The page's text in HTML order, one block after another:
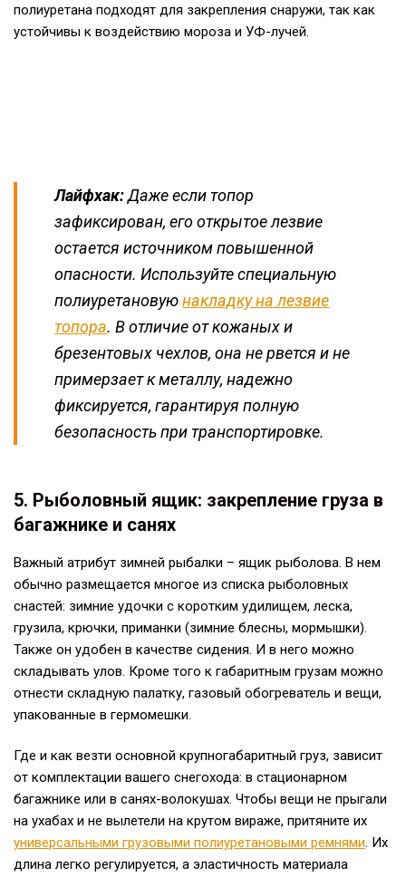
полиуретана подходят для закрепления снаружи, так как
устойчивы к воздействию мороза и УФ-лучей.
Лайфхак:Даже если топор
зафиксирован, его открытое лезвие
остается источником повышенной
опасности. Используйте специальную
полиуретановуюнакладку на лезвие
топора. В отличие от кожаных и
брезентовых чехлов, она не рвется и не
примерзает к металлу, надежно
фиксируется, гарантируя полную
безопасность при транспортировке.
5. Рыболовный ящик: закрепление груза в
багажнике и санях
Важный атрибут зимней рыбалки – ящик рыболова. В нем
обычно размещается многое из списка рыболовных
снастей: зимние удочки с коротким удилищем, леска,
грузила, крючки, приманки (зимние блесны, мормышки).
Также он удобен в качестве сидения. И в него можно
складывать улов. Кроме того к габаритным грузам можно
отнести складную палатку, газовый обогреватель и вещи,
упакованные в гермомешки.
Где и как везти основной крупногабаритный груз, зависит
от комплектации вашего снегохода: в стационарном
багажнике или в санях-волокушах. Чтобы вещи не прыгали
на ухабах и не вылетели на крутом вираже, притяните их
универсальными грузовыми полиуретановыми ремнями. Их
длина легко регулируется, а эластичность материала